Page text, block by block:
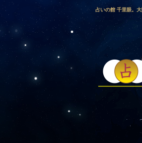
占いの館 千里眼。
愛媛・鹿児島・徳島
梨・長野・埼玉・
気占い師による占い。